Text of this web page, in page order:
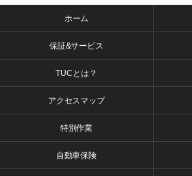
ホーム
保証&サービス
TUCとは？
アクセスマップ
特別作業
自動車保険